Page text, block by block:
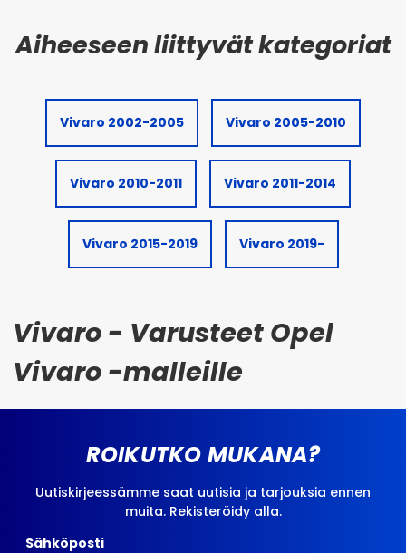
Vivaro 2002-2005 Vivaro 2005-2010
Vivaro 2010-2011 Vivaro 2011-2014
Vivaro 2015-2019 Vivaro 2019-
Vivaro - Varusteet Opel
Vivaro -malleille
ROIKUTKO MUKANA?
Uutiskirjeessämme saat uutisia ja tarjouksia ennen
muita. Rekisteröidy alla.
Sähköposti